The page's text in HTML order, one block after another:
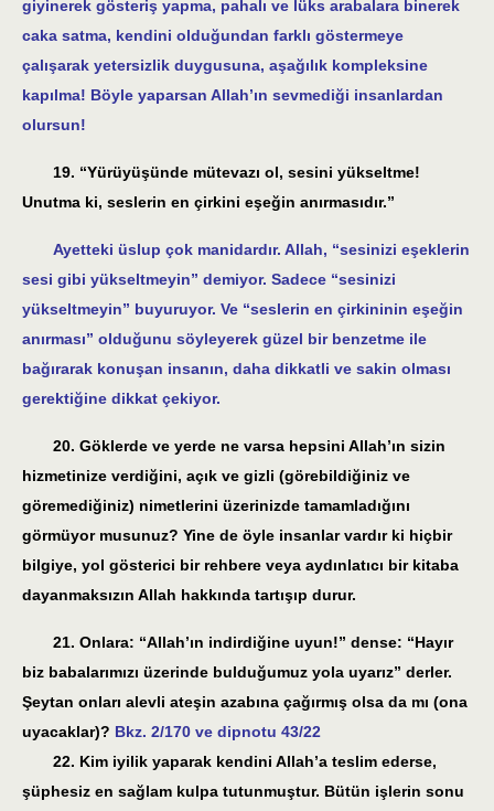
giyinerek gösteriş yapma, pahalı ve lüks arabalara binerek
caka satma, kendini olduğundan farklı göstermeye
çalışarak yetersizlik duygusuna, aşağılık kompleksine
kapılma! Böyle yaparsan Allah’ın sevmediği insanlardan
olursun!
19. “Yürüyüşünde mütevazı ol, sesini yükseltme!
Unutma ki, seslerin en çirkini eşeğin anırmasıdır.”
Ayetteki üslup çok manidardır. Allah, “sesinizi eşeklerin
sesi gibi yükseltmeyin” demiyor. Sadece “sesinizi
yükseltmeyin” buyuruyor. Ve “seslerin en çirkininin eşeğin
anırması” olduğunu söyleyerek güzel bir benzetme ile
bağırarak konuşan insanın, daha dikkatli ve sakin olması
gerektiğine dikkat çekiyor.
20. Göklerde ve yerde ne varsa hepsini Allah’ın sizin
hizmetinize verdiğini, açık ve gizli (görebildiğiniz ve
göremediğiniz) nimetlerini üzerinizde tamamladığını
görmüyor musunuz? Yine de öyle insanlar vardır ki hiçbir
bilgiye, yol gösterici bir rehbere veya aydınlatıcı bir kitaba
dayanmaksızın Allah hakkında tartışıp durur.
21. Onlara: “Allah’ın indirdiğine uyun!” dense: “Hayır
biz babalarımızı üzerinde bulduğumuz yola uyarız” derler.
Şeytan onları alevli ateşin azabına çağırmış olsa da mı (ona
uyacaklar)? Bkz. 2/170 ve dipnotu 43/22
22. Kim iyilik yaparak kendini Allah’a teslim ederse,
şüphesiz en sağlam kulpa tutunmuştur. Bütün işlerin sonu